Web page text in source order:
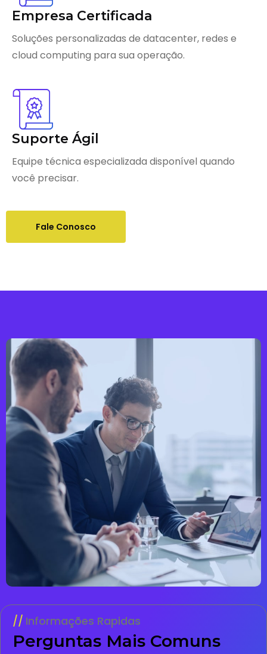
Empresa Certificada
Soluções personalizadas de datacenter, redes e
cloud computing para sua operação.
Suporte Ágil
Equipe técnica especializada disponível quando
você precisar.
Fale Conosco
Informações Rapidas
Perguntas Mais Comuns